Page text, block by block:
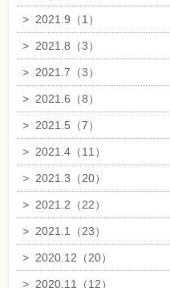
> 2021.9（1）
> 2021.8（3）
> 2021.7（3）
> 2021.6（8）
> 2021.5（7）
> 2021.4（11）
> 2021.3（20）
> 2021.2（22）
> 2021.1（23）
> 2020.12（20）
> 2020.11（12）